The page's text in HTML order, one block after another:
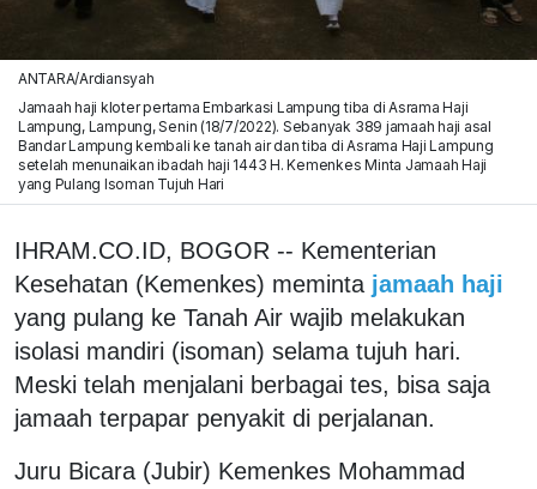
ANTARA/Ardiansyah
Jamaah haji kloter pertama Embarkasi Lampung tiba di Asrama Haji
Lampung, Lampung, Senin (18/7/2022). Sebanyak 389 jamaah haji asal
Bandar Lampung kembali ke tanah air dan tiba di Asrama Haji Lampung
setelah menunaikan ibadah haji 1443 H. Kemenkes Minta Jamaah Haji
yang Pulang Isoman Tujuh Hari
IHRAM.CO.ID, BOGOR -- Kementerian
Kesehatan (Kemenkes) meminta jamaah haji
yang pulang ke Tanah Air wajib melakukan
isolasi mandiri (isoman) selama tujuh hari.
Meski telah menjalani berbagai tes, bisa saja
jamaah terpapar penyakit di perjalanan.
Juru Bicara (Jubir) Kemenkes Mohammad